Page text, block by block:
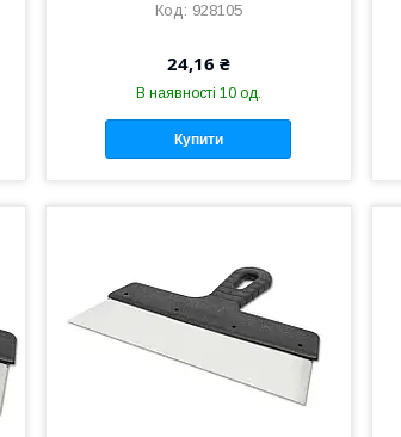
928105
24,16 ₴
В наявності 10 од.
Купити